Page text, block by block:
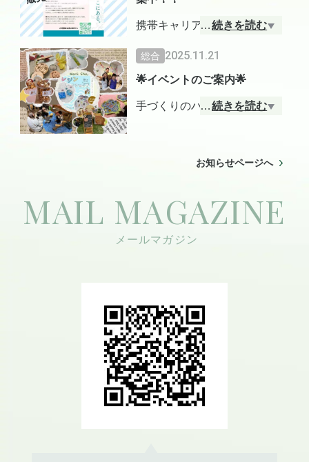
住まいを提供することを第一
に考えています。常にお客様
提供し続けます。伝統の匠の
技術と、最新の高性能という
に寄り添う共感力を融合さ
任せください。私たちは、お
な価値と快適さをもたらすこ
とをお約束します。
携帯キャリア販売スタッフ募
ご来場されたお客様へスマー
トフォンや通信プランのご案
内、契約手続きを行うお仕事
ができます。
度バッチリ。未経験歓迎。
詳細https://home.tsuku2.jp/f/fes
ta/recruit
… 続きを読む
総合 2025.11.21
🌟イベントのご案内🌟
手づくりのハンドメイド雑貨
きをお楽しみいただけます
作品や、焼印オーダーメード
のキーホルダー。オリジナル
コースターづくりワークや、
ども🍿 お子さまから大人まで
楽しめる内容となっておりま
すので、ぜひお気軽にご参加
ください。手づくりのぬくも
りを感じながら、心あたたま
る時間をお過ごしください🌱
…続きを読む
お知らせページへ
MAIL MAGAZINE